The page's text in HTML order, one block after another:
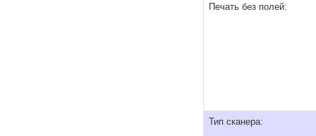
Печать без полей:
Тип сканера: